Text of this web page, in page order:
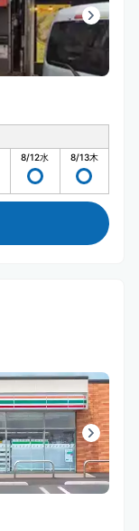
8/12水 8/13木